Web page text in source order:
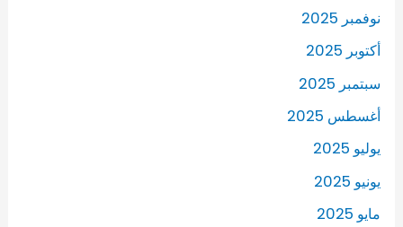
نوفمبر 2025
أكتوبر 2025
سبتمبر 2025
أغسطس 2025
يوليو 2025
يونيو 2025
مايو 2025